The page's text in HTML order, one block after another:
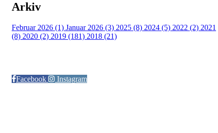
Arkiv
Februar 2026 (1) Januar 2026 (3) 2025 (8) 2024 (5) 2022 (2) 2021
(8) 2020 (2) 2019 (181) 2018 (21)
Facebook
Instagram